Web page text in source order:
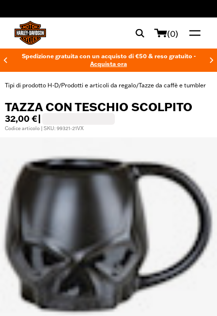
(0)
Spedizione gratuita con un acquisto di €50 & reso gratuito -
Acquista ora
Tipi di prodotto H-D/Prodotti e articoli da regalo/Tazze da caffè e tumbler
TAZZA CON TESCHIO SCOLPITO
32,00 €
Codice articolo | SKU: 99321-21VX